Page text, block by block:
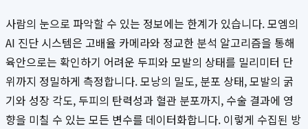
사람의 눈으로 파악할 수 있는 정보에는 한계가 있습니다. 모엠의
AI 진단 시스템은 고배율 카메라와 정교한 분석 알고리즘을 통해
육안으로는 확인하기 어려운 두피와 모발의 상태를 밀리미터 단
위까지 정밀하게 측정합니다. 모낭의 밀도, 분포 상태, 모발의 굵
기와 성장 각도, 두피의 탄력성과 혈관 분포까지, 수술 결과에 영
향을 미칠 수 있는 모든 변수를 데이터화합니다. 이렇게 수집된 방